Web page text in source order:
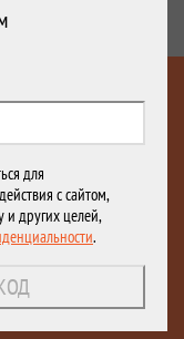
для
с сайтом,
и других целей,
.